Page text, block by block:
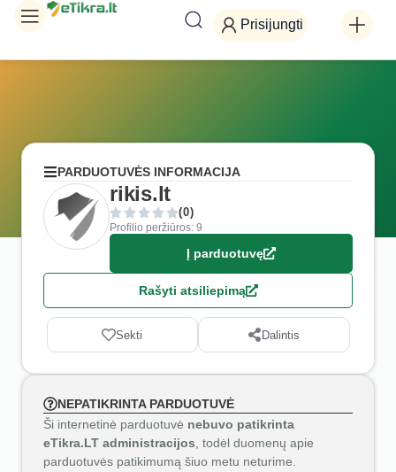
Prisijungti
PARDUOTUVĖS INFORMACIJA
rikis.lt
(0)
Profilio peržiūros: 9
Į parduotuvę
Rašyti atsiliepimą
Sekti Dalintis
NEPATIKRINTA PARDUOTUVĖ
Ši internetinė parduotuvė nebuvo patikrinta
eTikra.LT administracijos , todėl duomenų apie
parduotuvės patikimumą šiuo metu neturime.